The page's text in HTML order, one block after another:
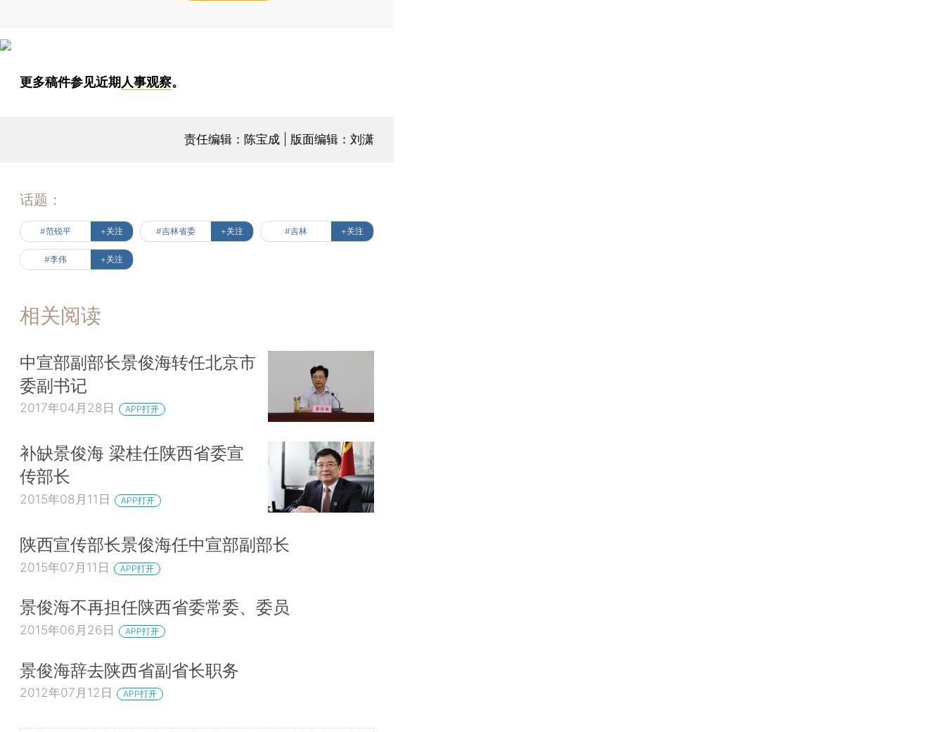
更多稿件参见近期人事观察。
责任编辑：陈宝成 | 版面编辑：刘潇
话题：
#范锐平 +关注 #吉林省委 +关注 #吉林 +关注
#李伟 +关注
相关阅读
中宣部副部长景俊海转任北京市
委副书记
2017年04月28日 APP打开
补缺景俊海 梁桂任陕西省委宣
传部长
2015年08月11日 APP打开
陕西宣传部长景俊海任中宣部副部长
2015年07月11日 APP打开
景俊海不再担任陕西省委常委、委员
2015年06月26日 APP打开
景俊海辞去陕西省副省长职务
2012年07月12日 APP打开